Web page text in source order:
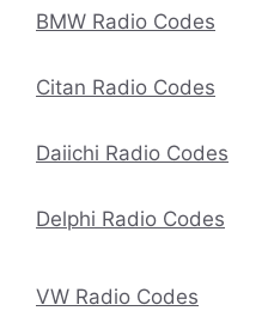
BMW Radio Codes
Citan Radio Codes
Daiichi Radio Codes
Delphi Radio Codes
VW Radio Codes